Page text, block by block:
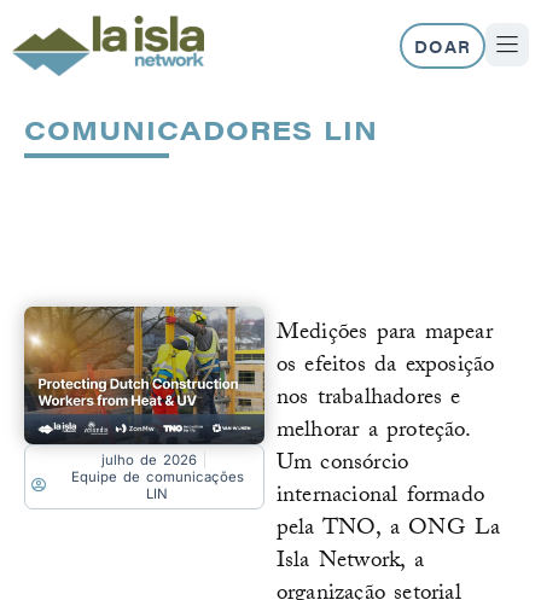
to
content
DOAR
COMUNICADORES LIN
julho de 2026
Equipe de comunicações
LIN
Medições para mapear
os efeitos da exposição
nos trabalhadores e
melhorar a proteção.
Um consórcio
internacional formado
pela TNO, a ONG La
Isla Network, a
PáginaPáginaPágina